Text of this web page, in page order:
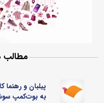
مطالب
پیلبان و رهنما
به بوت‌کمپ